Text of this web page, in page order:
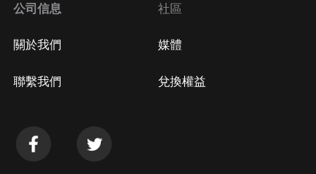
公司信息
關於我們
聯繫我們
社區
媒體
兌換權益